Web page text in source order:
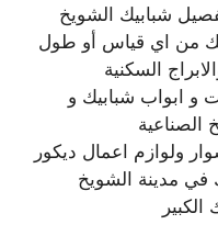
شبابيك الشويخ
من اي قياس أو طول
السكنية
و ابواب شبابيك و
الصناعية
ولوازم اعمال ديكور
مدينة الشويخ